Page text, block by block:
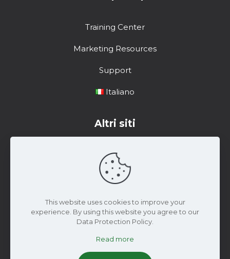
Training Center
Marketing Resources
Support
Italiano
Altri siti
Centro di formazione
Risorse di marketing
Materiale di Supporto
This website uses cookies to improve your
experience. By using this website you agree to our
Data Protection Policy.
Read more